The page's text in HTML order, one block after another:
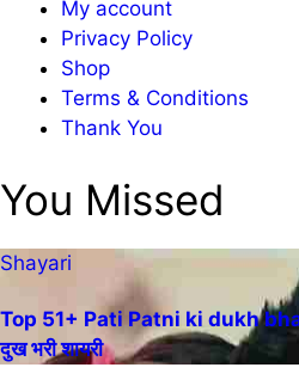
My account
Privacy Policy
Shop
Terms & Conditions
Thank You
You Missed
Shayari
Top 51+ Pati Patni ki dukh
दुख भरी शायरी